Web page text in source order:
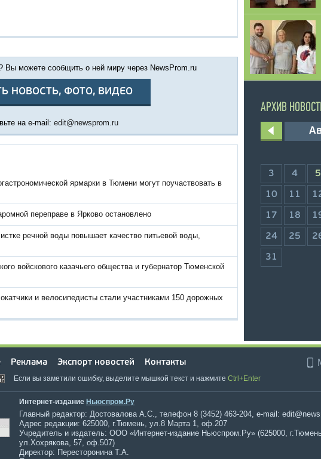
Вы можете сообщить о ней миру через NewsProm.ru
НОВОСТЬ, ФОТО, ВИДЕО
на e-mail: edit@newsprom.ru
ярмарки в Тюмени могут поучаствовать в
переправе в Ярково остановлено
речной воды повышает качество питьевой воды,
войскового казачьего общества и губернатор Тюменской
и велосипедисты стали участниками 150 дорожных
АРХИВ
3 4 5
10 11
17 18
24 25
31
Реклама Экспорт новостей Контакты
Если вы заметили ошибку, выделите мышкой текст и нажмите Ctrl+Enter
Интернет-издание Ньюспром.Ру
Главный редактор: Достовалова А.С., телефон 8 (3452) 463-204, e-mail:
Адрес редакции: 625000, г.Тюмень, ул.8 Марта 1, оф.207
Учредитель и издатель: ООО «Интернет-издание Ньюспром.Ру» (625000,
ул.Хохрякова, 57, оф.507)
Директор: Пересторонина Т.А.